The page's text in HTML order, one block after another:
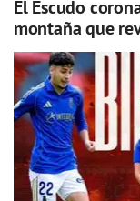
El Escudo
montaña que